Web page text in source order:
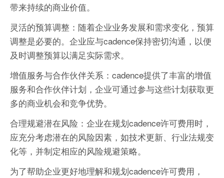
带来持续的商业价值。
灵活的预算调整：随着企业业务发展和需求变化，预算
调整是必要的。企业应与cadence保持密切沟通，以便
及时调整预算以满足实际需求。
增值服务与合作伙伴关系：cadence提供了丰富的增值
服务和合作伙伴计划，企业可通过参与这些计划获取更
多的商业机会和竞争优势。
合理规避潜在风险：企业在规划cadence许可费用时，
应充分考虑潜在的风险因素，如技术更新、行业法规变
化等，并制定相应的风险规避策略。
为了帮助企业更好地理解和规划cadence许可费用，